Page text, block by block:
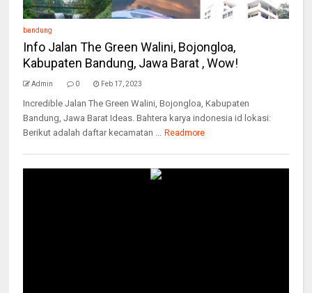
bandung
Info Jalan The Green Walini, Bojongloa,
Kabupaten Bandung, Jawa Barat , Wow!
Admin 0 Feb 17, 2023
Incredible Jalan The Green Walini, Bojongloa, Kabupaten
Bandung, Jawa Barat Ideas. Bahtera karya indonesia id lokasi:
Berikut adalah daftar kecamatan ... Readmore